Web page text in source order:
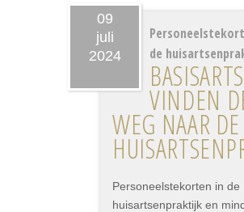
09
juli
2024
de
VINDEN
WEG NAAR DE
Personeelstekorten in de
huisartsenpraktijk en